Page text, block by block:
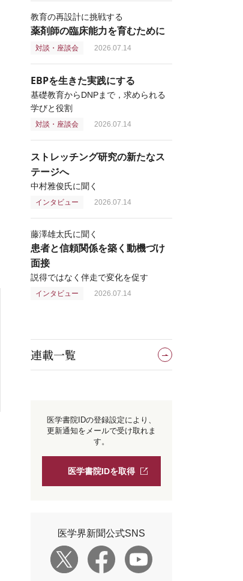
教育の再設計に挑戦する
薬剤師の臨床能力を育むために
対談・座談会 2026.07.14
EBPを生きた実践にする
基礎教育からDNPまで，求められる
学びと役割
対談・座談会 2026.07.14
ストレッチング研究の新たなス
テージへ
中村雅俊氏に聞く
インタビュー 2026.07.14
藤澤雄太氏に聞く
患者と信頼関係を築く動機づけ
面接
説得ではなく伴走で変化を促す
インタビュー 2026.07.14
連載一覧
医学書院IDの登録設定により、
更新通知をメールで受け取れま
す。
医学書院IDを取得
医学界新聞公式SNS